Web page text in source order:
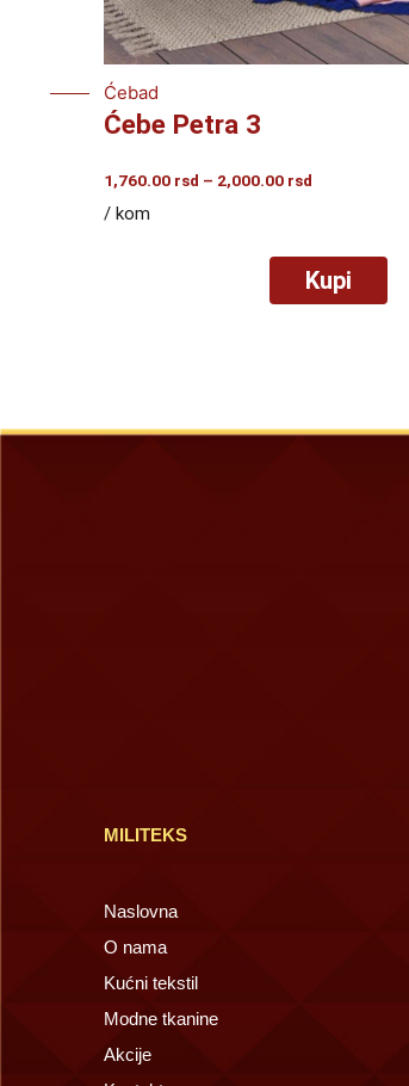
Ćebad
Ćebe Petra 3
1,760.00 rsd – 2,000.00 rsd
rsd
do
2,000.00
/ kom
Kupi
MILITEKS
Naslovna
O nama
Kućni tekstil
Modne tkanine
Akcije